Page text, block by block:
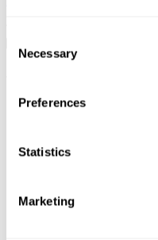
Selection
Necessary
Preferences
Statistics
Marketing
Unibet Arena